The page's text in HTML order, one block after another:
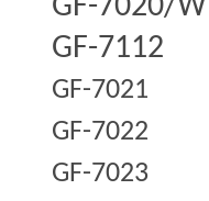
GF-7020/W
GF-7112
GF-7021
GF-7022
GF-7023